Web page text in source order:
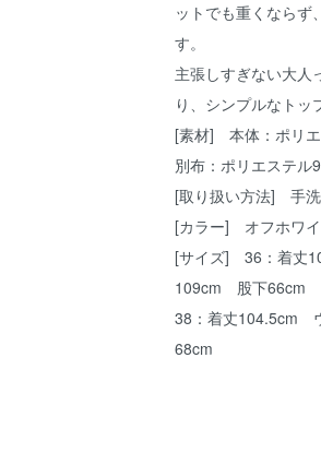
ットでも重くならず
す。
主張しすぎない大人
り、シンプルなトッ
[素材] 本体：ポリ
別布：ポリエステ
[取り扱い方法] 手
[カラー] オフホワ
[サイズ] 36：着丈
109cm 股下66cm
38：着丈104.5cm
68cm